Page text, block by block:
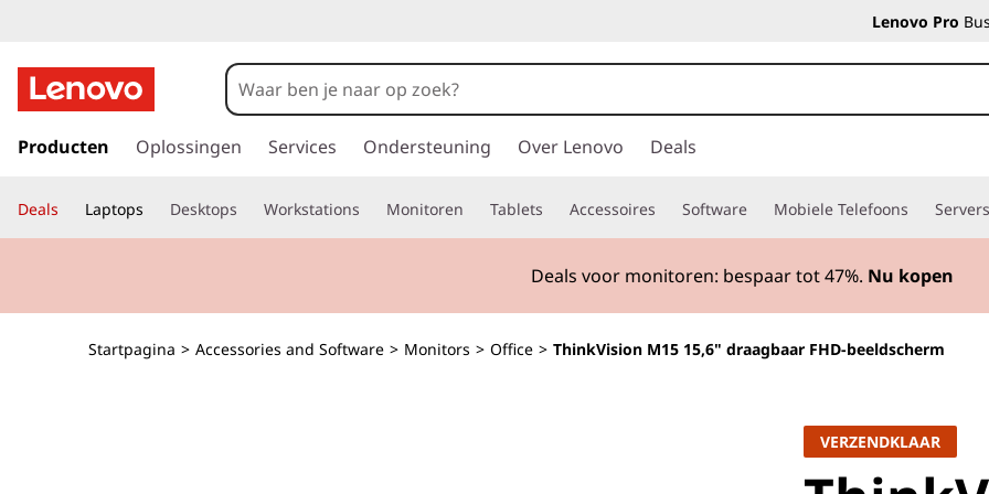
Lenovo Pro
a
a
r
h
Producten Oplossingen Services Ondersteuning Over Lenovo Deals
Deals Laptops Desktops Workstations Monitoren Tablets Accessoires Software Mobiele Telefoons
Deals voor monitoren: bespaar tot47%. Nu kopen
Startpagina > Accessories and Software > Monitors > Office > ThinkVision M15 15,6" draagbaar FHD-beeldscherm
VERZENDKLAAR